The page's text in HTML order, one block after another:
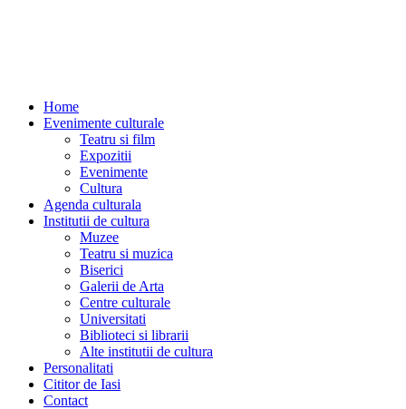
Home
Evenimente culturale
Teatru si film
Expozitii
Evenimente
Cultura
Agenda culturala
Institutii de cultura
Muzee
Teatru si muzica
Biserici
Galerii de Arta
Centre culturale
Universitati
Biblioteci si librarii
Alte institutii de cultura
Personalitati
Cititor de Iasi
Contact